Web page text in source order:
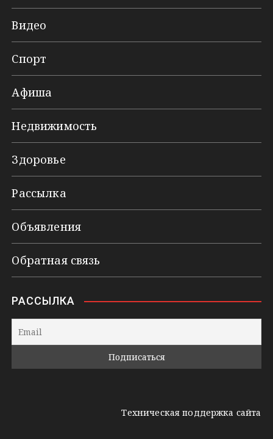
Видео
Спорт
Афиша
Недвижимость
Здоровье
Рассылка
Объявления
Обратная связь
РАССЫЛКА
Техническая поддержка сайта